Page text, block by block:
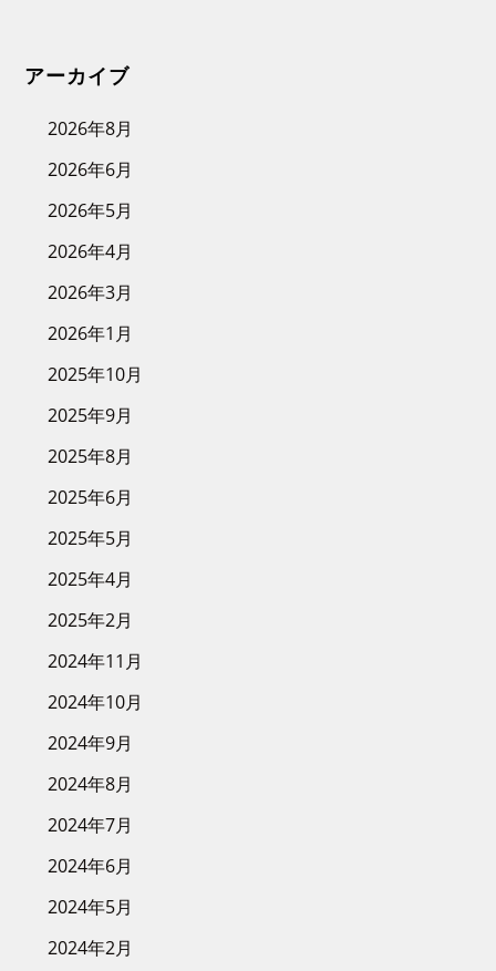
アーカイブ
2026年8月
2026年6月
2026年5月
2026年4月
2026年3月
2026年1月
2025年10月
2025年9月
2025年8月
2025年6月
2025年5月
2025年4月
2025年2月
2024年11月
2024年10月
2024年9月
2024年8月
2024年7月
2024年6月
2024年5月
2024年2月